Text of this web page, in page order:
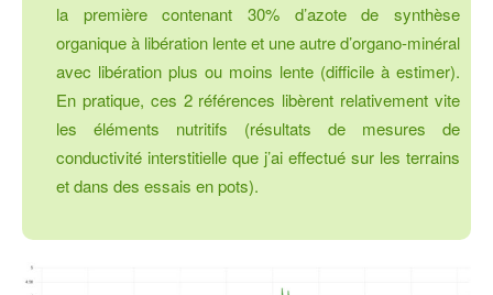
la première contenant 30% d’azote de synthèse
organique à libération lente et une autre d’organo-minéral
avec libération plus ou moins lente (difficile à estimer).
En pratique, ces 2 références libèrent relativement vite
les éléments nutritifs (résultats de mesures de
conductivité interstitielle que j’ai effectué sur les terrains
et dans des essais en pots).